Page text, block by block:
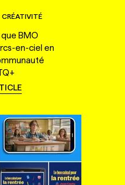
BMO
en-ciel en